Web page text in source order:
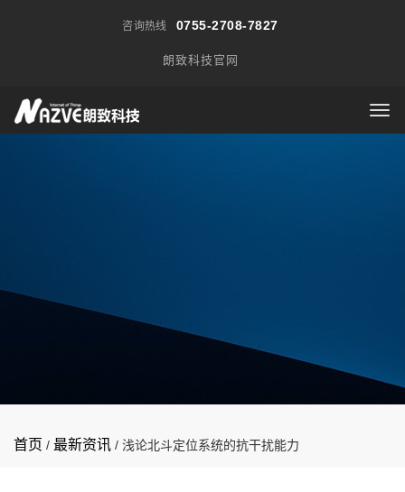
咨询热线 0755-2708-7827
朗致科技官网
首页 / 最新资讯 / 浅论北斗定位系统的抗干扰能力